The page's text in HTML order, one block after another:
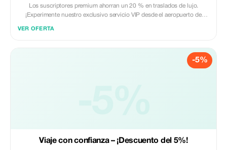
Los suscriptores premium ahorran un 20 % en traslados de lujo.
¡Experimente nuestro exclusivo servicio VIP desde el aeropuerto de
VER OFERTA
-5%
Viaje con confianza – ¡Descuento del 5%!